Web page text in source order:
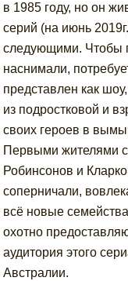
в 1985 году, но он
серий (на июнь
следующими. Чтобы
наснимали,
представлен как
из подростковой и
своих героев в
Первыми жителями
Робинсонов и
соперничали,
всё новые
охотно
аудитория этого
Австралии.